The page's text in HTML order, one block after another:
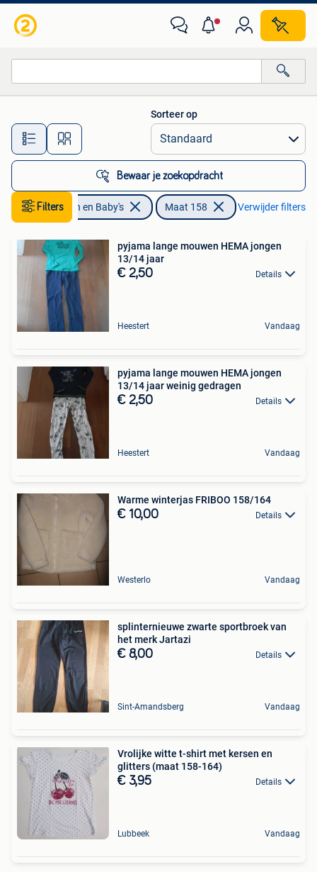
Alle afstanden…
Sorteer op
Bewaar je zoekopdracht
Filters
Kinderen en Baby's Maat 158 Verwijder filters
pyjama lange mouwen HEMA jongen
13/14 jaar
€ 2,50 Details
Heestert Vandaag
pyjama lange mouwen HEMA jongen
13/14 jaar weinig gedragen
€ 2,50 Details
Heestert Vandaag
Warme winterjas FRIBOO 158/164
€ 10,00 Details
Westerlo Vandaag
splinternieuwe zwarte sportbroek van
het merk Jartazi
€ 8,00 Details
Sint-Amandsberg Vandaag
Vrolijke witte t-shirt met kersen en
glitters (maat 158-164)
€ 3,95 Details
Lubbeek Vandaag